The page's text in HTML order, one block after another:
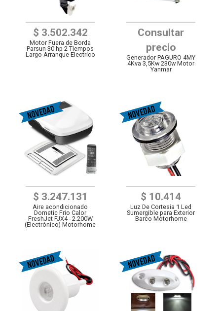
$ 3.502.342
Motor Fuera de Borda
Parsun 30 hp 2 Tiempos
Largo Arranque Electrico
Consultar
precio
Generador PAGURO 4MY
4Kva 3,5Kw 230w Motor
Yanmar
$ 3.247.131
Aire acondicionado
Dometic Frio Calor
FreshJet FJX4 - 2.200W
(Electrónico) Motorhome
$ 10.414
Luz De Cortesia 1 Led
Sumergible para Exterior
Barco Motorhome